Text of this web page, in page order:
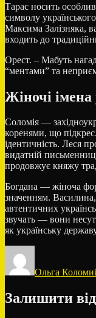
Тарас носить
символу
Максима Залізняка,
входить до
Орест. – Мабуть
“ментами” та
Жіночі імена
Соломія —
коренями, що
ідентичність. Леся
видатній
продовжує княжу
Богдана — жіноча
значенням.
автентичних
звучать — вони
як українську
Ольга
Залишити